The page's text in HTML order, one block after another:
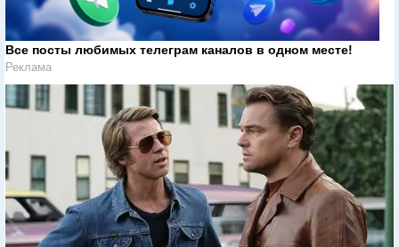
Все посты любимых телеграм каналов в одном месте!
Реклама